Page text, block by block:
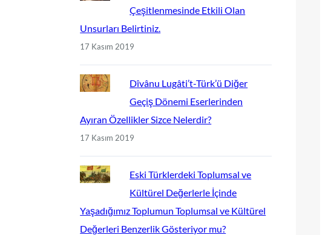
Çeşitlenmesinde Etkili Olan
Unsurları Belirtiniz.
17 Kasım 2019
Dîvânu Lugâti’t-Türk’ü Diğer
Geçiş Dönemi Eserlerinden
Ayıran Özellikler Sizce Nelerdir?
17 Kasım 2019
Eski Türklerdeki Toplumsal ve
Kültürel Değerlerle İçinde
Yaşadığımız Toplumun Toplumsal ve Kültürel
Değerleri Benzerlik Gösteriyor mu?